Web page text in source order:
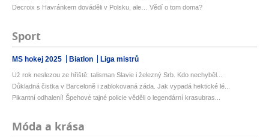
Decroix s Havránkem dováděli v Polsku, ale… Vědí o tom doma?
Sport
MS hokej 2025 Biatlon Liga mistrů
Už rok neslezou ze hřiště: talisman Slavie i železný Srb. Kdo nechyběl...
Důkladná čistka v Barceloně i zablokovaná záda. Jak vypadá hektické lé...
Pikantní odhalení! Špehové tajné policie věděli o legendární krasubras...
Móda a krása